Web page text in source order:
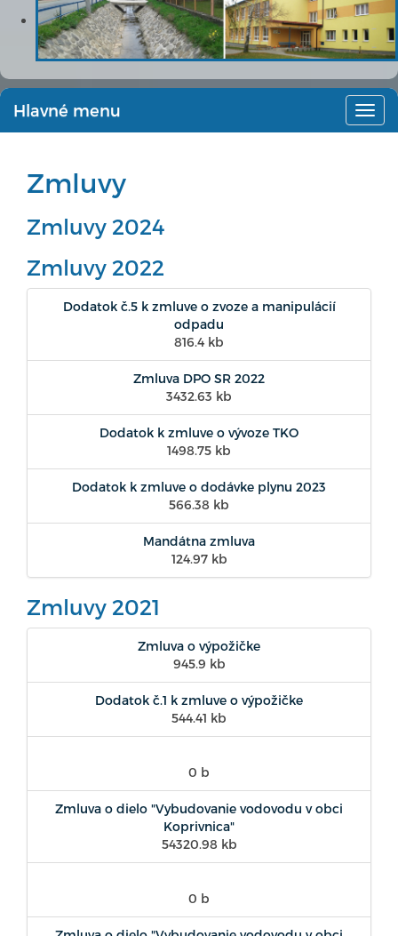
Hlavné menu
Zmluvy
Zmluvy 2024
Zmluvy 2022
Dodatok č.5 k zmluve o zvoze a manipulácií
odpadu
816.4 kb
Zmluva DPO SR 2022
3432.63 kb
Dodatok k zmluve o vývoze TKO
1498.75 kb
Dodatok k zmluve o dodávke plynu 2023
566.38 kb
Mandátna zmluva
124.97 kb
Zmluvy 2021
Zmluva o výpožičke
945.9 kb
Dodatok č.1 k zmluve o výpožičke
544.41 kb
0 b
Zmluva o dielo "Vybudovanie vodovodu v obci
Koprivnica"
54320.98 kb
0 b